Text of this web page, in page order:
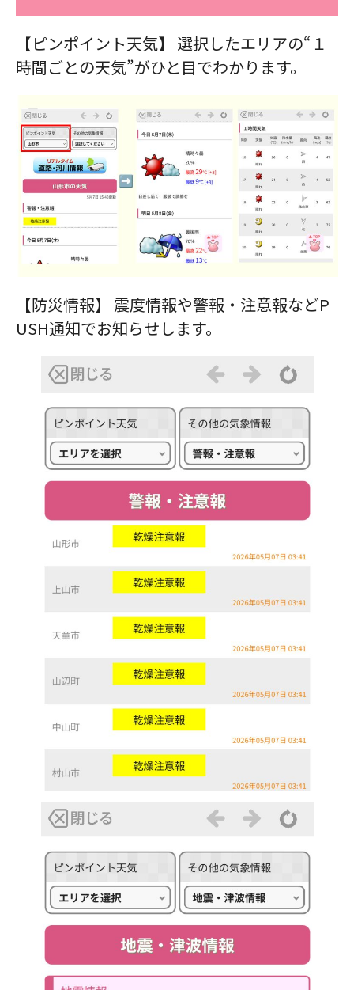
【ピンポイント天気】 選択したエリアの“１
時間ごとの天気”がひと目でわかります。
【防災情報】 震度情報や警報・注意報などP
USH通知でお知らせします。